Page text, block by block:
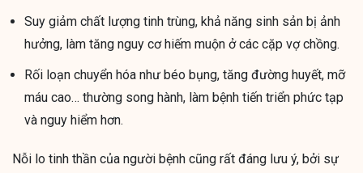
Suy giảm chất lượng tinh trùng, khả năng sinh sản bị ảnh
hưởng, làm tăng nguy cơ hiếm muộn ở các cặp vợ chồng.
Rối loạn chuyển hóa như béo bụng, tăng đường huyết, mỡ
máu cao… thường song hành, làm bệnh tiến triển phức tạp
và nguy hiểm hơn.
Nỗi lo tinh thần của người bệnh cũng rất đáng lưu ý, bởi sự